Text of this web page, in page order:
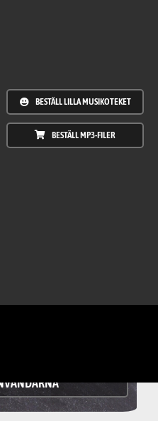
BESTÄLL LILLA MUSIKOTEKET
BESTÄLL MP3-FILER